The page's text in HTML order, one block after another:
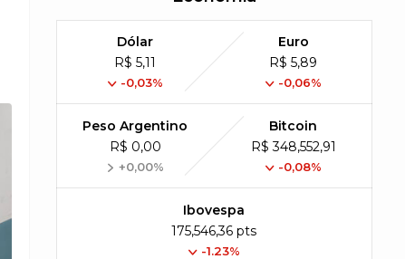
Dólar
R$ 5,11
-0,03%
Euro
R$ 5,89
-0,06%
Peso Argentino
R$ 0,00
+0,00%
Bitcoin
R$ 348,552,91
-0,08%
Ibovespa
175,546,36 pts
-1.23%